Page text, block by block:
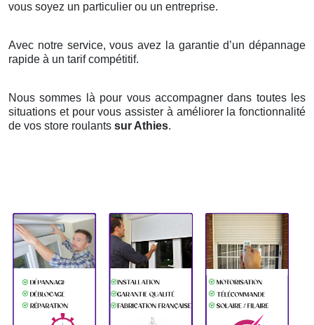
vous soyez un particulier ou un entreprise.
Avec notre service, vous avez la garantie d’un dépannage
rapide à un tarif compétitif.
Nous sommes là pour vous accompagner dans toutes les
situations et pour vous assister à améliorer la fonctionnalité
de vos store roulants sur Athies.